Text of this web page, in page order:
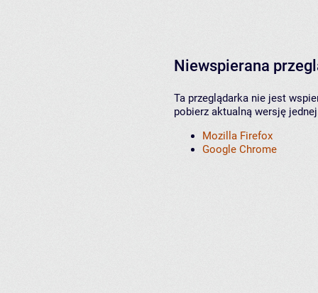
Niewspierana
Ta przeglądarka nie jest
pobierz aktualną wersję
Mozilla Firefox
Google Chrome